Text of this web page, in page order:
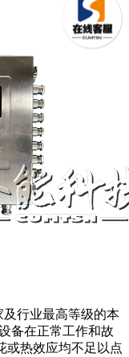
行业最高等级的本
备在正常工作和故
或热效应均不足以点